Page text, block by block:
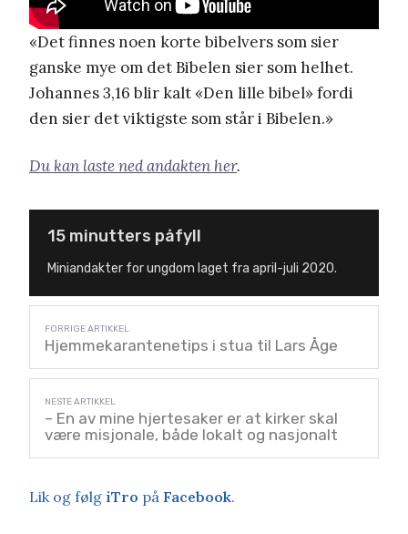
«Det finnes noen korte bibelvers som sier
ganske mye om det Bibelen sier som helhet.
Johannes 3,16 blir kalt «Den lille bibel» fordi
den sier det viktigste som står i Bibelen.»
Du kan laste ned andakten her.
15 minutters påfyll
Miniandakter for ungdom laget fra april-juli 2020.
Hjemmekarantenetips i stua til Lars Åge
– En av mine hjertesaker er at kirker skal
være misjonale, både lokalt og nasjonalt
Lik og følg iTro på Facebook.